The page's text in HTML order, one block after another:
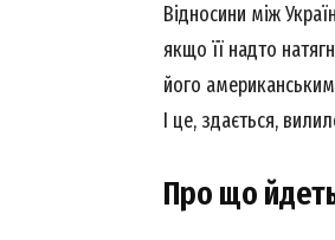
Відносини між
якщо її надто
його
І це, здається,
Про що